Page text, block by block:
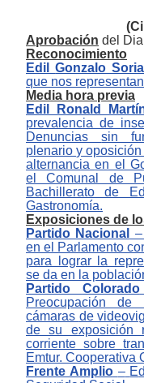
Aprobación de
Reconocimiento
EdilGonzalo Soria
que nos
Media hora previa
Edil Ronald
prevalencia de
Denunciassin
plenario y oposición
alternanciaen el
el Comunal de
Bachillerato de
Gastronomía.
Exposiciones de
Partido Nacional –
en el Parlamento
para lograr la
se da en la
Partido Colorado
Preocupación de
cámaras de
de su exposición
corriente sobre
Emtur. Cooperativa
Frente Amplio ‒ E